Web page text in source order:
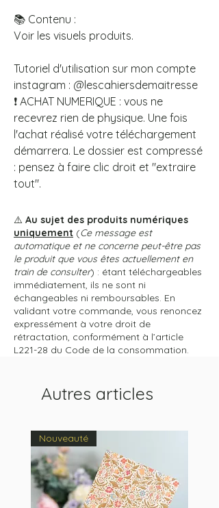
📚 Contenu :
Voir les visuels produits.
Tutoriel d'utilisation sur mon compte
instagram : @lescahiersdemaitresse
❗ ACHAT NUMERIQUE : vous ne
recevrez rien de physique. Une fois
l'achat réalisé votre téléchargement
démarrera. Le dossier est compressé
: pensez à faire clic droit et "extraire
tout".
⚠️ Au sujet des produits numériques
uniquement (Ce message est
automatique et ne concerne peut-être pas
le produit que vous êtes actuellement en
train de consulter) : étant téléchargeables
immédiatement, ils ne sont ni
échangeables ni remboursables. En
validant votre commande, vous renoncez
expressément à votre droit de
rétractation, conformément à l’article
L221-28 du Code de la consommation.
Autres articles
Nouveauté